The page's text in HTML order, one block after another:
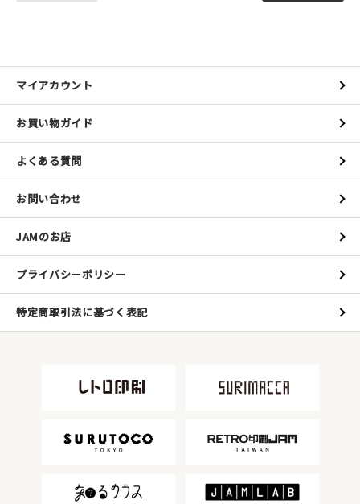
マイアカウント
お買い物ガイド
よくある質問
お問い合わせ
JAMのお店
プライバシーポリシー
特定商取引法に基づく表記